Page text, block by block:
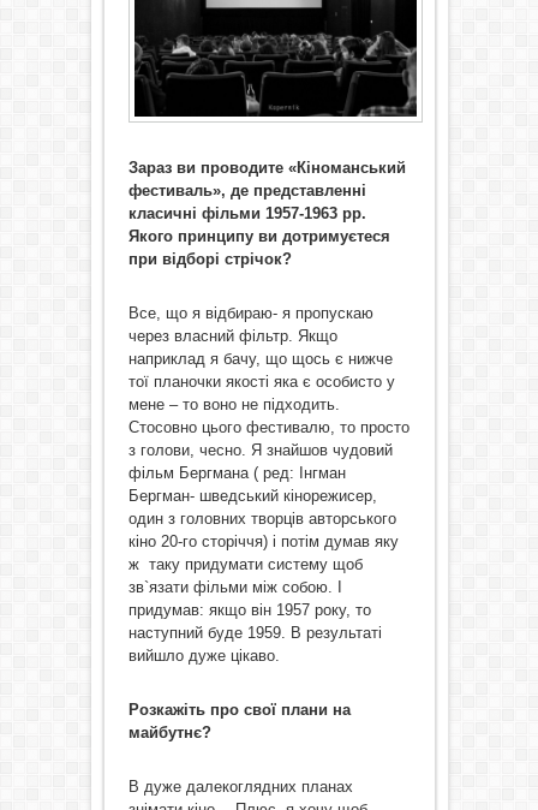
Зараз ви проводите «Кіноманський
фестиваль», де представленні
класичні фільми 1957-1963 рр.
Якого принципу ви дотримуєтеся
при відборі стрічок?
Все, що я відбираю- я пропускаю
через власний фільтр. Якщо
наприклад я бачу, що щось є нижче
тої планочки якості яка є особисто у
мене – то воно не підходить.
Стосовно цього фестивалю, то просто
з голови, чесно. Я знайшов чудовий
фільм Бергмана ( ред: Інгман
Бергман- шведський кінорежисер,
один з головних творців авторського
кіно 20-го сторіччя) і потім думав яку
ж таку придумати систему щоб
зв`язати фільми між собою. І
придумав: якщо він 1957 року, то
наступний буде 1959. В результаті
вийшло дуже цікаво.
Розкажіть про свої плани на
майбутнє?
В дуже далекоглядних планах